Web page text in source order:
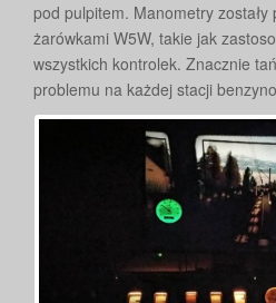
pod pulpitem. Manometry
żarówkami W5W, takie jak
wszystkich kontrolek. Znacznie
problemu na każdej stacji